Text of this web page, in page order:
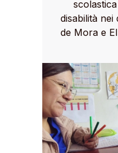
disabilità nei
de Mora e